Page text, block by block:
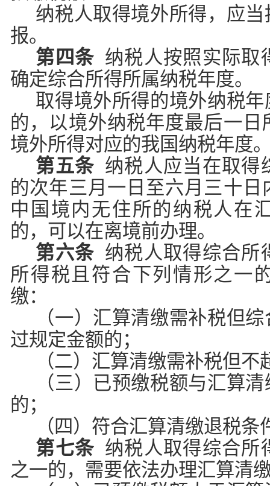
纳税人取得境外所得，应
报。
第四条 纳税人按照实际取
确定综合所得所属纳税年度。
取得境外所得的境外纳税
的，以境外纳税年度最后一
境外所得对应的我国纳税年度
第五条 纳税人应当在取得
的次年三月一日至六月三十
中国境内无住所的纳税人在
的，可以在离境前办理。
第六条 纳税人取得综合所
所得税且符合下列情形之一
缴：
（一）汇算清缴需补税但
过规定金额的；
（二）汇算清缴需补税但
（三）已预缴税额与汇算
的；
（四）符合汇算清缴退税
第七条 纳税人取得综合所
之一的，需要依法办理汇算清